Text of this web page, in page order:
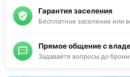
Гарантия заселения
Бесплатное заселение или
Прямое общение с
Задавайте вопросы до